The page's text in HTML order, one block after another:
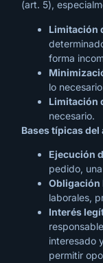
(art. 5),
Limitación
forma
lo
Limitación
necesario.
Bases típicas del
Ejecución
pedido,
Obligación
laborales,
Interés
interesado
permitir